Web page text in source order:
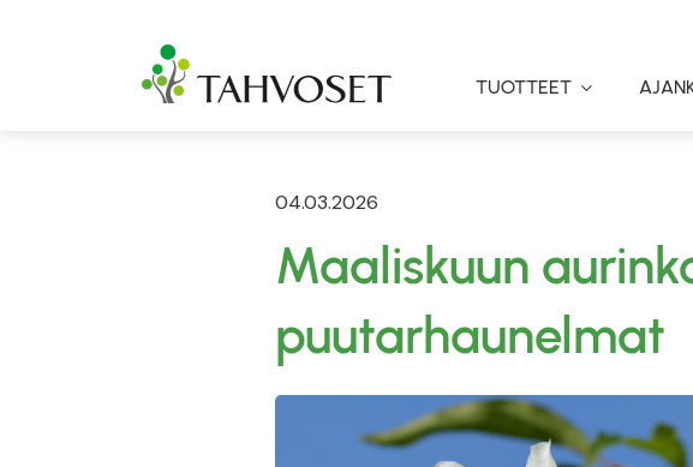
TUOTTEET
Toggle
04.03.2026
Maaliskuun
puutarhaunelmat